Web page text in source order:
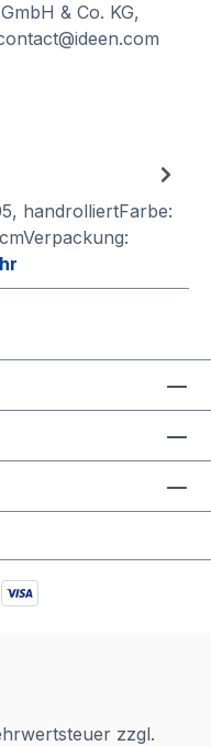
& Co. KG,
handrolliertFarbe:
zzgl.